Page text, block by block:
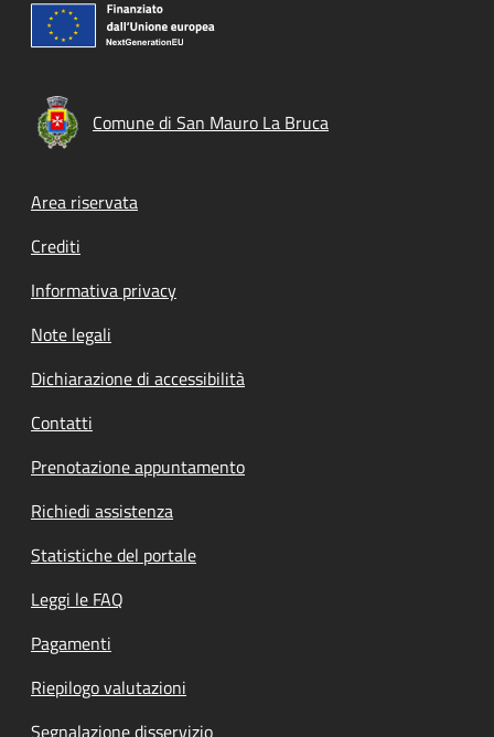
Comune di San Mauro La Bruca
Footer menu
Area riservata
Crediti
Informativa privacy
Note legali
Dichiarazione di accessibilità
Contatti
Prenotazione appuntamento
Richiedi assistenza
Statistiche del portale
Leggi le FAQ
Pagamenti
Riepilogo valutazioni
Segnalazione disservizio